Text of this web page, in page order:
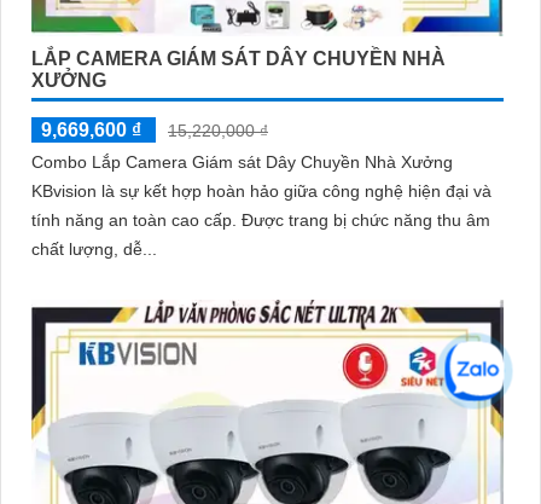
LẮP CAMERA GIÁM SÁT DÂY CHUYỀN NHÀ
XƯỞNG
9,669,600 ₫
15,220,000 ₫
Combo Lắp Camera Giám sát Dây Chuyền Nhà Xưởng
KBvision là sự kết hợp hoàn hảo giữa công nghệ hiện đại và
tính năng an toàn cao cấp. Được trang bị chức năng thu âm
chất lượng, dễ...